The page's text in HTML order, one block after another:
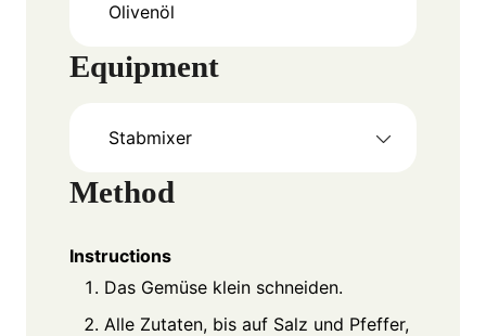
Olivenöl
Equipment
Stabmixer
Method
Instructions
Das Gemüse klein schneiden.
Alle Zutaten, bis auf Salz und Pfeffer,